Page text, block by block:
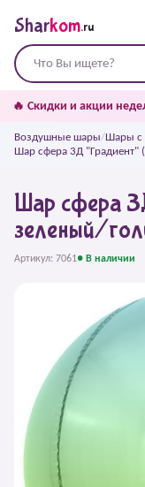
Sharkom.ru
🔥 Скидки и акции
Воздушные шары/Шары с
Шар сфера 3Д "Градиент"
Шар сфера
зеленый/
Артикул: 7061● В наличии